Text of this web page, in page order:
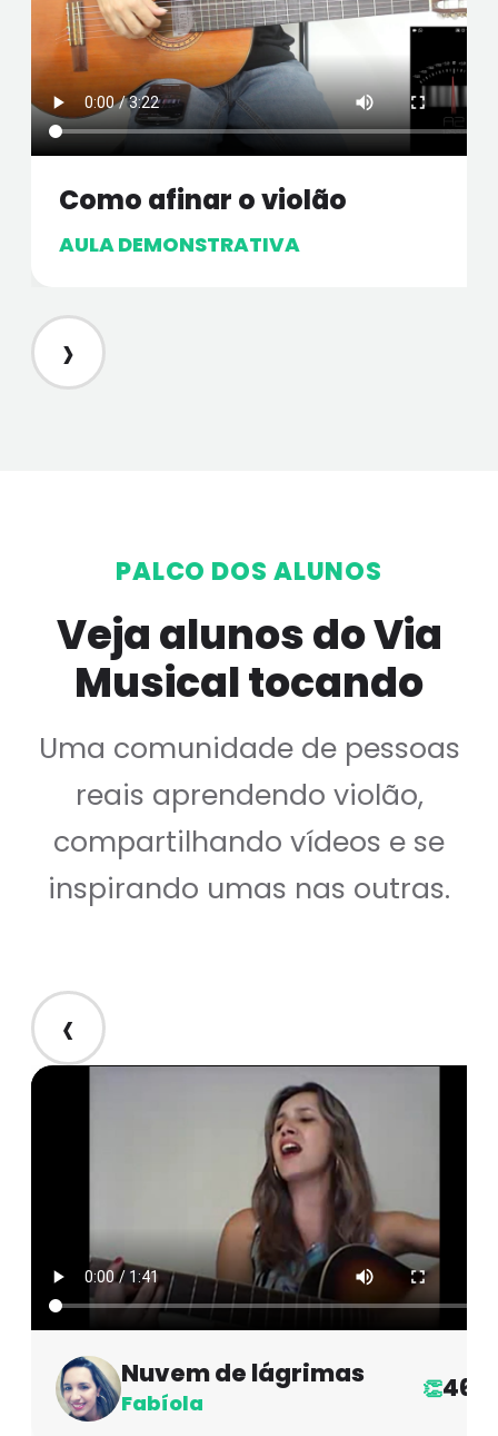
Como afinar o violão
AULA DEMONSTRATIVA
›
PALCO DOS ALUNOS
Veja alunos do Via
Musical tocando
Uma comunidade de pessoas
reais aprendendo violão,
compartilhando vídeos e se
inspirando umas nas outras.
‹
Nuvem de lágrimas
Fabíola
👏46